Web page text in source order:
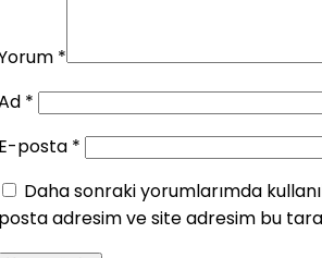
*
*
posta *
Daha sonraki yorumlarımda
adresim ve site adresim bu